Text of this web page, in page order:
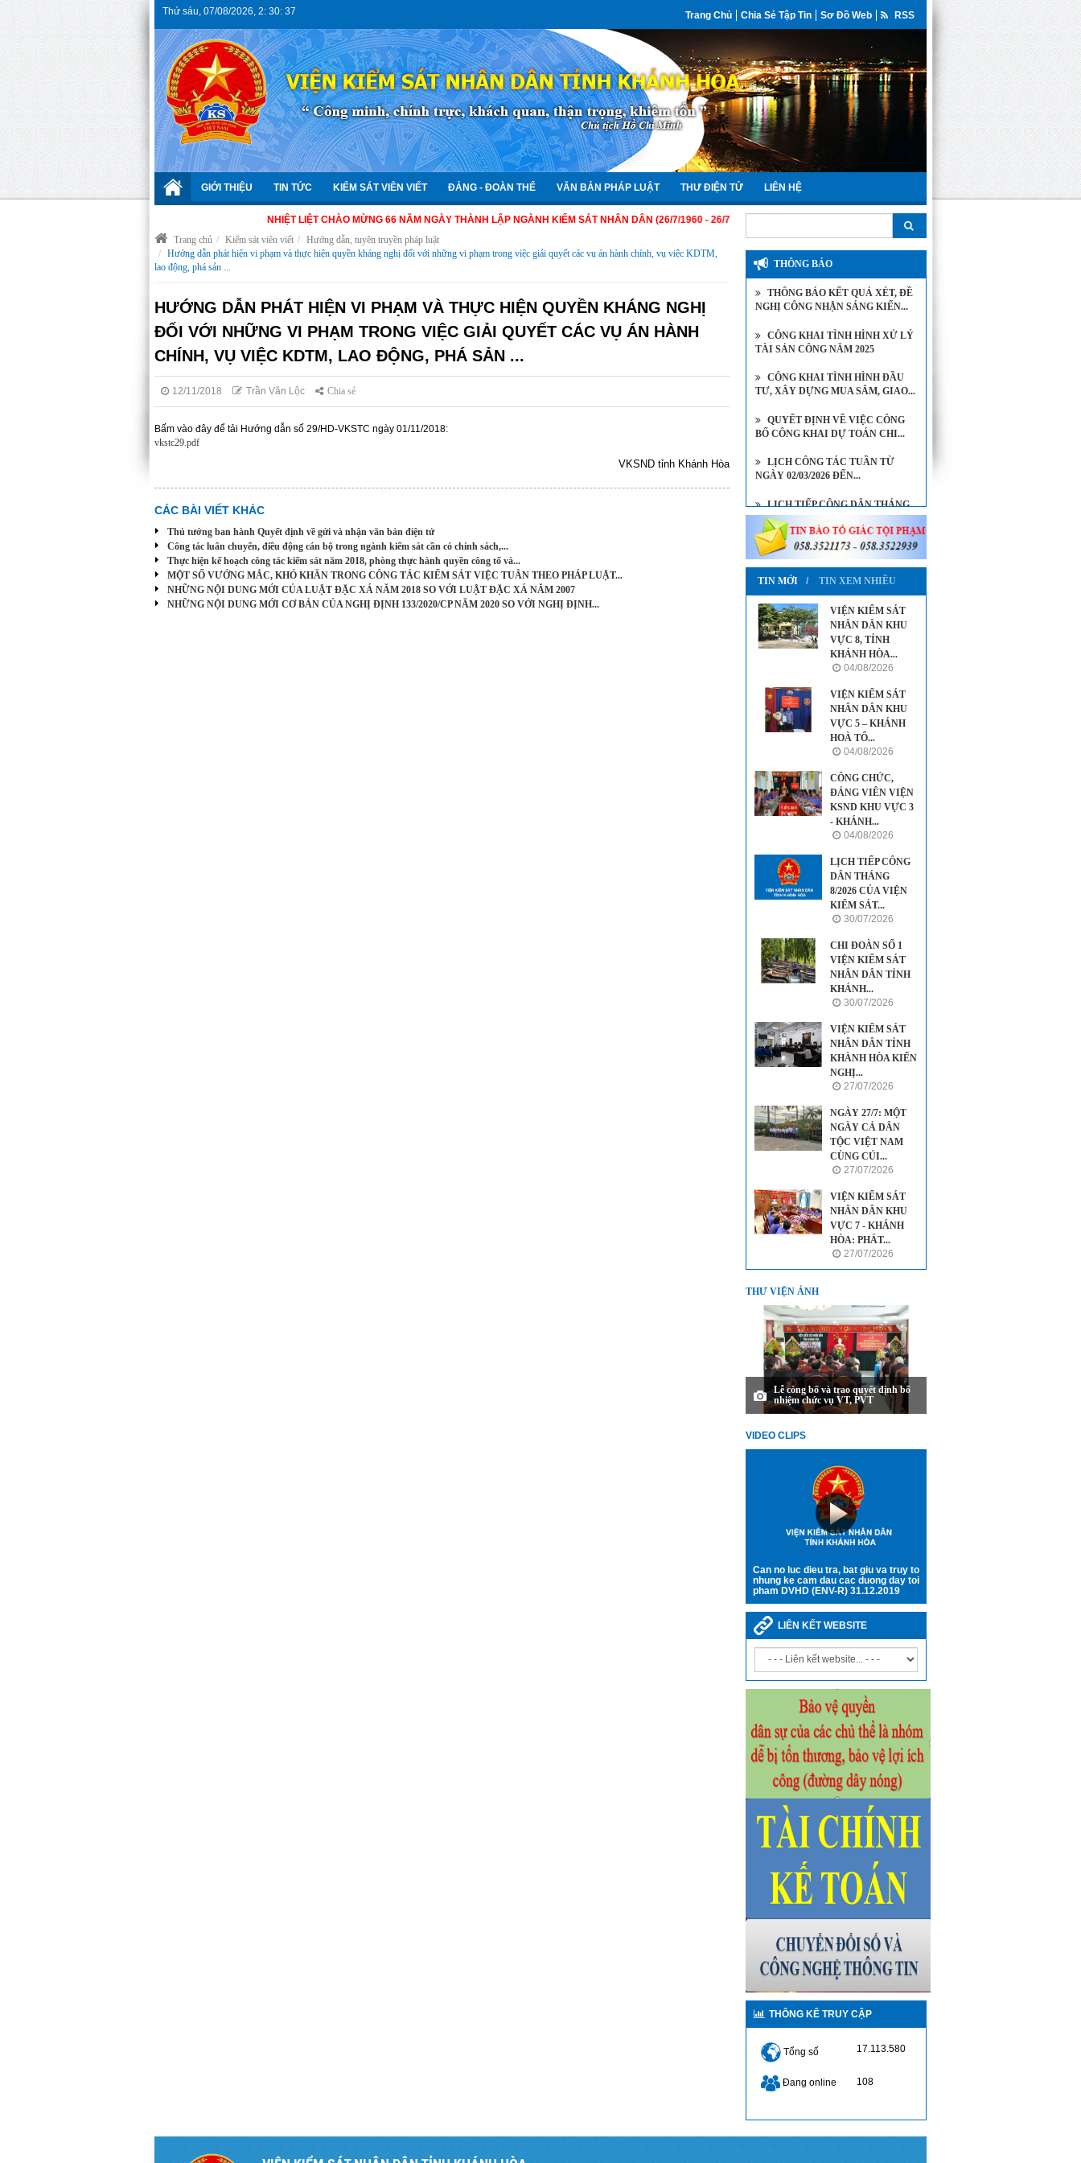
Thứ sáu, 07/08/2026, 2: 30: 38 RSS
Sơ Đồ Web
Chia Sẻ Tập Tin
Trang Chủ
GIỚI THIỆU TIN TỨC KIỂM SÁT VIÊN VIẾT ĐẢNG - ĐOÀN THỂ VĂN BẢN PHÁP LUẬT THƯ ĐIỆN TỬ LIÊN HỆ
NHIỆT LIỆT CHÀO MỪNG 66 NĂM NGÀY THÀNH LẬP NGÀNH KIỂM SÁT NHÂN DÂN (26/7/1960 - 26/7/2026)
Trang chủ
Kiểm sát viên viết
Hướng dẫn, tuyên truyền pháp luật
Hướng dẫn phát hiện vi phạm và thực hiện quyền kháng nghị đối với những vi phạm trong việc giải quyết các vụ án hành chính, vụ việc KDTM,
lao động, phá sản ...
HƯỚNG DẪN PHÁT HIỆN VI PHẠM VÀ THỰC HIỆN QUYỀN KHÁNG NGHỊ
ĐỐI VỚI NHỮNG VI PHẠM TRONG VIỆC GIẢI QUYẾT CÁC VỤ ÁN HÀNH
CHÍNH, VỤ VIỆC KDTM, LAO ĐỘNG, PHÁ SẢN ...
12/11/2018 Trần Văn Lộc Chia sẻ
Bấm vào đây để tải Hướng dẫn số 29/HD-VKSTC ngày 01/11/2018:
vkstc29.pdf
VKSND tỉnh Khánh Hòa
CÁC BÀI VIẾT KHÁC
Thủ tướng ban hành Quyết định về gửi và nhận văn bản điện tử
Công tác luân chuyển, điều động cán bộ trong ngành kiểm sát cần có chính sách,...
Thực hiện kế hoạch công tác kiểm sát năm 2018, phòng thực hành quyền công tố và...
MỘT SỐ VƯỚNG MẮC, KHÓ KHĂN TRONG CÔNG TÁC KIỂM SÁT VIỆC TUÂN THEO PHÁP LUẬT...
NHỮNG NỘI DUNG MỚI CỦA LUẬT ĐẶC XÁ NĂM 2018 SO VỚI LUẬT ĐẶC XÁ NĂM 2007
NHỮNG NỘI DUNG MỚI CƠ BẢN CỦA NGHỊ ĐỊNH 133/2020/CP NĂM 2020 SO VỚI NGHỊ ĐỊNH...
THÔNG BÁO
THÔNG BÁO KẾT QUẢ XÉT, ĐỀ
NGHỊ CÔNG NHẬN SÁNG KIẾN...
CÔNG KHAI TÌNH HÌNH XỬ LÝ
TÀI SẢN CÔNG NĂM 2025
CÔNG KHAI TÌNH HÌNH ĐẦU
TƯ, XÂY DỰNG MUA SẮM, GIAO...
QUYẾT ĐỊNH VỀ VIỆC CÔNG
BỐ CÔNG KHAI DỰ TOÁN CHI...
LỊCH CÔNG TÁC TUẦN TỪ
NGÀY 02/03/2026 ĐẾN...
LỊCH TIẾP CÔNG DÂN THÁNG
8/2026 CỦA VIỆN KIỂM SÁT...
LỊCH TIẾP CÔNG DÂN THÁNG
7/2026 CỦA VIỆN TRƯỞNG...
TIN MỚI
TIN XEM NHIỀU
VIỆN KIỂM SÁT
NHÂN DÂN KHU
VỰC 8, TỈNH
KHÁNH HÒA...
04/08/2026
VIỆN KIỂM SÁT
NHÂN DÂN KHU
VỰC 5 – KHÁNH
HOÀ TỔ...
04/08/2026
CÔNG CHỨC,
ĐẢNG VIÊN VIỆN
KSND KHU VỰC 3
- KHÁNH...
04/08/2026
LỊCH TIẾP CÔNG
DÂN THÁNG
8/2026 CỦA VIỆN
KIỂM SÁT...
30/07/2026
CHI ĐOÀN SỐ 1
VIỆN KIỂM SÁT
NHÂN DÂN TỈNH
KHÁNH...
30/07/2026
VIỆN KIỂM SÁT
NHÂN DÂN TỈNH
KHÀNH HÒA KIẾN
NGHỊ...
27/07/2026
NGÀY 27/7: MỘT
NGÀY CẢ DÂN
TỘC VIỆT NAM
CÙNG CÚI...
27/07/2026
VIỆN KIỂM SÁT
NHÂN DÂN KHU
VỰC 7 - KHÁNH
HÒA: PHÁT...
27/07/2026
THƯ VIỆN ẢNH
Lễ công bố và trao quyết định bổ
nhiệm chức vụ VT, PVT
VIDEO CLIPS
Can no luc dieu tra, bat giu va truy to
nhung ke cam dau cac duong day toi
pham DVHD (ENV-R) 31.12.2019
LIÊN KẾT WEBSITE
THÔNG KÊ TRUY CẬP
Tổng số 17.113.580
Đang online 108